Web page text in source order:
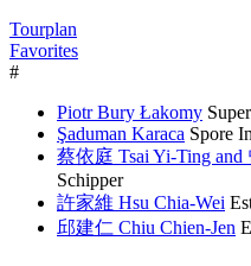
Tourplan
Favorites
#
Piotr Bury Łakomy
Şaduman Karaca Spore
蔡依庭 Tsai Yi-Ting and
Schipper
許家維 Hsu Chia-Wei
邱建仁 Chiu Chien-Jen